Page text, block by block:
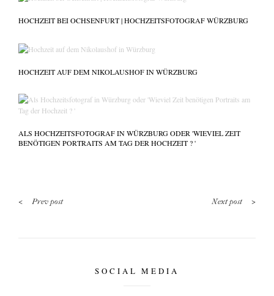
HOCHZEIT BEI OCHSENFURT | HOCHZEITSFOTOGRAF WÜRZBURG
HOCHZEIT AUF DEM NIKOLAUSHOF IN WÜRZBURG
ALS HOCHZEITSFOTOGRAF IN WÜRZBURG ODER 'WIEVIEL ZEIT
BENÖTIGEN PORTRAITS AM TAG DER HOCHZEIT ? '
< Prev post >
Next post
SOCIAL MEDIA